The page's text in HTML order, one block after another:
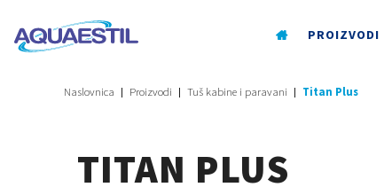
PROIZVODI
Naslovnica Proizvodi Tuš kabine i paravani Titan Plus
TITAN PLUS